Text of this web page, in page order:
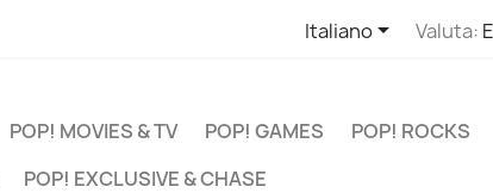
Italiano Valuta:
POP! MOVIES & TV POP! GAMES POP! ROCKS
POP! EXCLUSIVE & CHASE